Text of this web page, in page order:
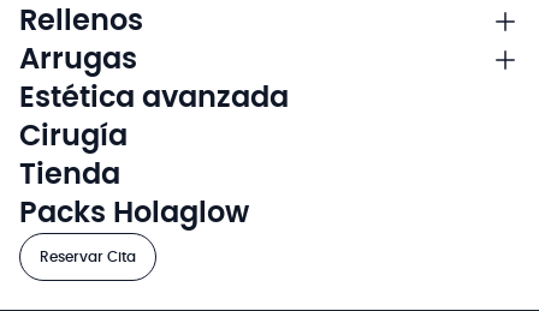
Rellenos
Arrugas
Estética avanzada
Cirugía
Tienda
Packs Holaglow
Reservar Cita